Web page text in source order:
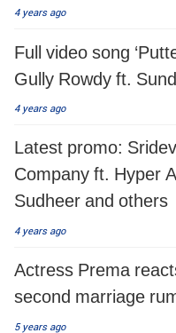
4 years ago
Full video song
Gully Rowdy ft.
4 years ago
Latest promo:
Company ft. Hyper
Sudheer and others
4 years ago
Actress Prema
second marriage
5 years ago